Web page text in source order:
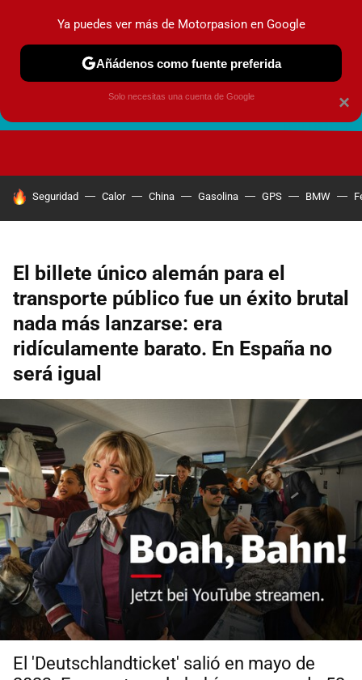
HOY SE HABLA DE
Seguridad Calor China Gasolina GPS BMW
El billete único alemán para el
transporte público fue un éxito brutal
nada más lanzarse: era
ridículamente barato. En España no
será igual
El 'Deutschlandticket' salió en mayo de
×
Ya puedes ver más de Motorpasion en Google
Añádenos como fuente preferida
Solo necesitas una cuenta de Google